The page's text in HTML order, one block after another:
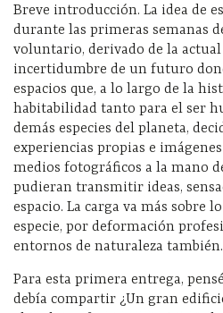
Breve introducción. La idea de
durante las primeras semanas
voluntario, derivado de la
incertidumbre de un futuro
espacios que, a lo largo de la
habitabilidad tanto para el ser
demás especies del planeta,
experiencias propias e
medios fotográficos a la mano
pudieran transmitir ideas,
espacio. La carga va más sobre
especie, por deformación
entornos de naturaleza también.
Para esta primera entrega,
debía compartir ¿Un gran